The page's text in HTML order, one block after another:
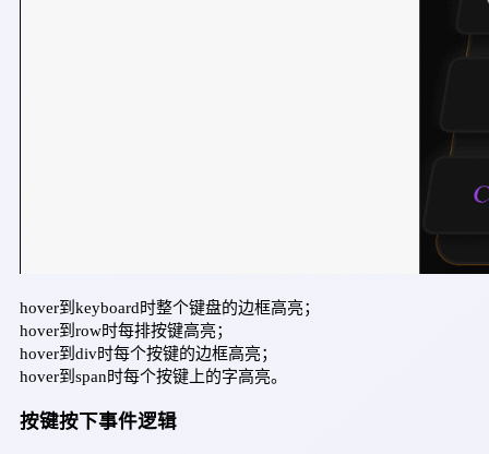
hover到keyboard时整个键盘的边框高亮；
hover到row时每排按键高亮；
hover到div时每个按键的边框高亮；
hover到span时每个按键上的字高亮。
按键按下事件逻辑